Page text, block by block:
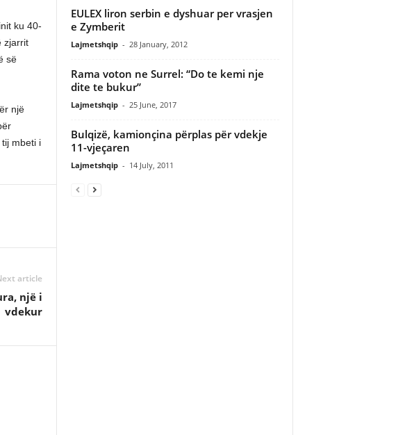
ku 40-
zjarrit
së
një
mbeti i
article
një i
vdekur
EULEX liron serbin e dyshuar per vrasjen
e Zymberit
Lajmetshqip - 28 January, 2012
Rama voton ne Surrel: “Do te kemi nje
dite te bukur”
Lajmetshqip - 25 June, 2017
Bulqizë, kamionçina përplas për vdekje
11-vjeçaren
Lajmetshqip - 14 July, 2011